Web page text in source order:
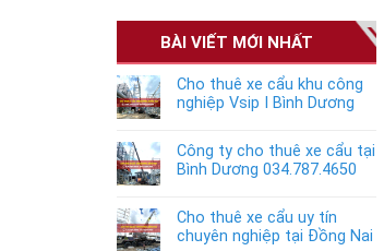
BÀI VIẾT MỚI NHẤT
Cho thuê xe cẩu khu công
nghiệp Vsip I Bình Dương
Công ty cho thuê xe cẩu tại
Bình Dương 034.787.4650
Cho thuê xe cẩu uy tín
chuyên nghiệp tại Đồng Nai